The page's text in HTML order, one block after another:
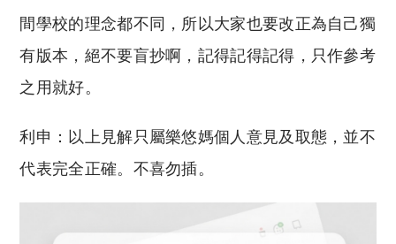
間學校的理念都不同，所以大家也要改正為自己獨
有版本，絕不要盲抄啊，記得記得記得，只作參考
之用就好。
利申：以上見解只屬樂悠媽個人意見及取態，並不
代表完全正確。不喜勿插。